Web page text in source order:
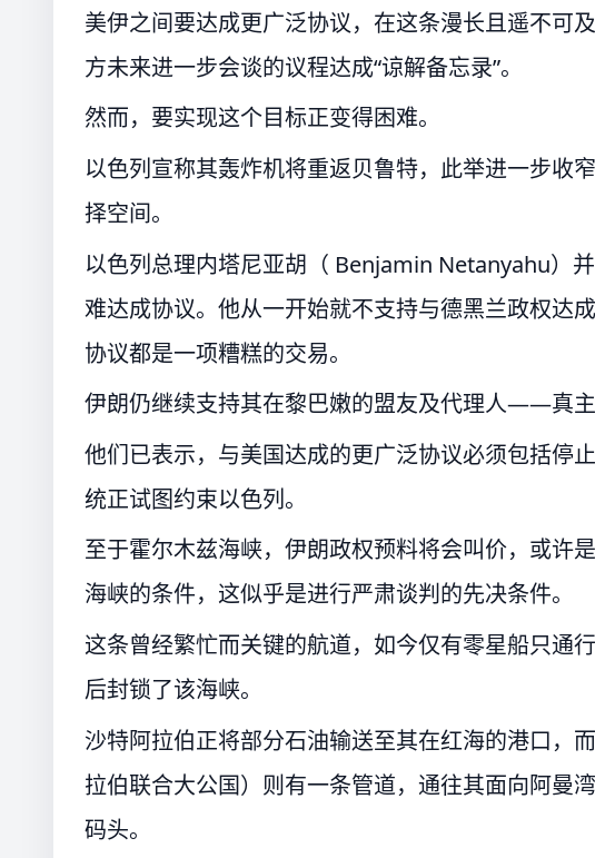
美伊之间要达成更广泛协议，在这条漫长且遥不可
方未来进一步会谈的议程达成“谅解备忘录”。
然而，要实现这个目标正变得困难。
以色列宣称其轰炸机将重返贝鲁特，此举进一步收
择空间。
以色列总理内塔尼亚胡（ Benjamin Netanyahu）
难达成协议。他从一开始就不支持与德黑兰政权达
协议都是一项糟糕的交易。
伊朗仍继续支持其在黎巴嫩的盟友及代理人——真主
他们已表示，与美国达成的更广泛协议必须包括停
统正试图约束以色列。
至于霍尔木兹海峡，伊朗政权预料将会叫价，或许
海峡的条件，这似乎是进行严肃谈判的先决条件。
这条曾经繁忙而关键的航道，如今仅有零星船只通
后封锁了该海峡。
沙特阿拉伯正将部分石油输送至其在红海的港口，
拉伯联合大公国）则有一条管道，通往其面向阿曼
码头。